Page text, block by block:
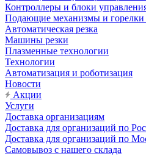
Контроллеры и блоки
Подающие механизмы и
Автоматическая резка
Машины резки
Плазменные технологии
Технологии
Автоматизация и роботизация
Новости
Акции
Услуги
Доставка организациям
Доставка для организаций по
Доставка для организаций по
Самовывоз с нашего склада